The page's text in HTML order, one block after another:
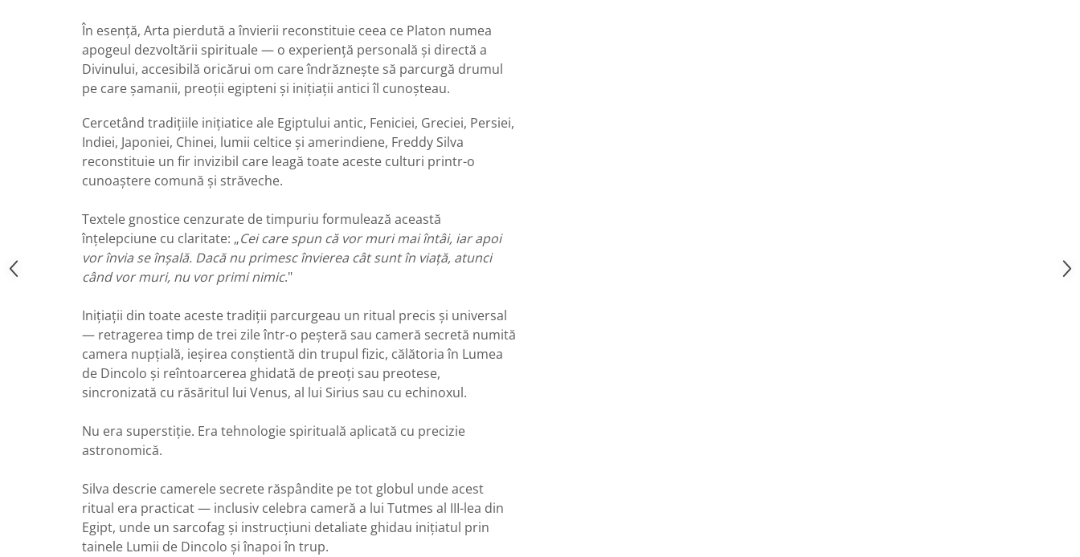
În esență, Arta pierdută a învierii reconstituie ceea ce Platon numea
apogeul dezvoltării spirituale — o experiență personală și directă a
Divinului, accesibilă oricărui om care îndrăznește să parcurgă drumul
pe care șamanii, preoții egipteni și inițiații antici îl cunoșteau.
Cercetând tradițiile inițiatice ale Egiptului antic, Feniciei, Greciei, Persiei,
Indiei, Japoniei, Chinei, lumii celtice și amerindiene, Freddy Silva
reconstituie un fir invizibil care leagă toate aceste culturi printr-o
cunoaștere comună și străveche.
Textele gnostice cenzurate de timpuriu formulează această
înțelepciune cu claritate: „Cei care spun că vor muri mai întâi, iar apoi
vor învia se înșală. Dacă nu primesc învierea cât sunt în viață, atunci
când vor muri, nu vor primi nimic."
Inițiații din toate aceste tradiții parcurgeau un ritual precis și universal
— retragerea timp de trei zile într-o peșteră sau cameră secretă numită
camera nupțială, ieșirea conștientă din trupul fizic, călătoria în Lumea
de Dincolo și reîntoarcerea ghidată de preoți sau preotese,
sincronizată cu răsăritul lui Venus, al lui Sirius sau cu echinoxul.
Nu era superstiție. Era tehnologie spirituală aplicată cu precizie
astronomică.
Silva descrie camerele secrete răspândite pe tot globul unde acest
ritual era practicat — inclusiv celebra cameră a lui Tutmes al III-lea din
Egipt, unde un sarcofag și instrucțiuni detaliate ghidau inițiatul prin
tainele Lumii de Dincolo și înapoi în trup.